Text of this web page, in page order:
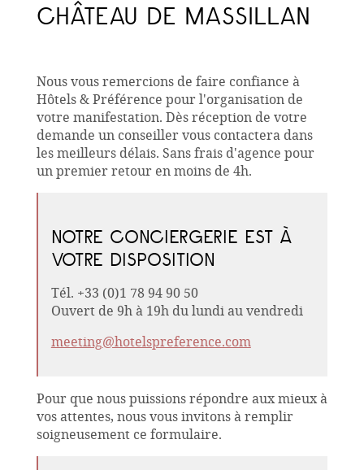
CHÂTEAU DE MASSILLAN
Nous vous remercions de faire confiance à
Hôtels & Préférence pour l'organisation de
votre manifestation. Dès réception de votre
demande un conseiller vous contactera dans
les meilleurs délais. Sans frais d'agence pour
un premier retour en moins de 4h.
NOTRE CONCIERGERIE EST À
VOTRE DISPOSITION
Tél. +33 (0)1 78 94 90 50
Ouvert de 9h à 19h du lundi au vendredi
meeting@hotelspreference.com
Pour que nous puissions répondre aux mieux à
vos attentes, nous vous invitons à remplir
soigneusement ce formulaire.